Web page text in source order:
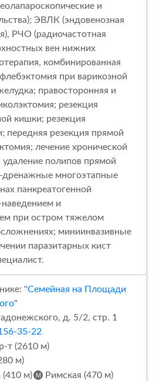
и
ЭВЛК (эндовенозная
РЧО (радиочастотная
вен нижних
комбинированная
при варикозной
правосторонняя и
резекция
кишки; резекция
передняя резекция прямой
лечение хронической
полипов прямой
дренажные многоэтапные
панкреатогенной
и
при остром тяжелом
миниинвазивные
паразитарных кист
"Семейная на Площади
"
д. 5/2, стр. 1
35-22
т (2610 м)
м)
м)
Римская (470 м)